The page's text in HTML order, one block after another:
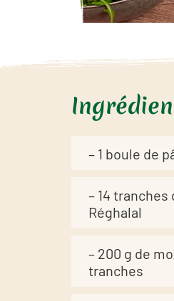
– 1 boule de
– 14
Réghalal
– 200 g de
tranches